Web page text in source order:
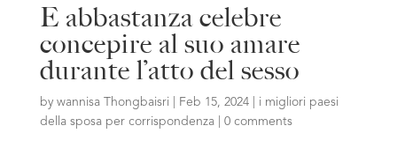
E abbastanza celebre
concepire al suo amare
durante l’atto del sesso
by wannisa Thongbaisri Feb 15, 2024| i migliori paesi
della sposa per corrispondenza| 0 comments